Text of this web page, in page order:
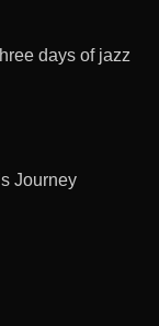
days of jazz
Journey